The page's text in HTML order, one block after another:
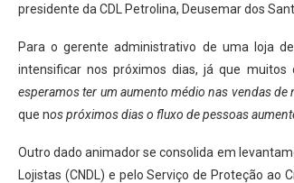
presidente da CDL Petrolina, Deusemar dos
Para o gerente administrativo de uma loja
intensificar nos próximos dias, já que
esperamos ter um aumento médio nas vendas
que nos próximos dias o fluxo de pessoas
Outro dado animador se consolida em
Lojistas (CNDL) e pelo Serviço de Proteção